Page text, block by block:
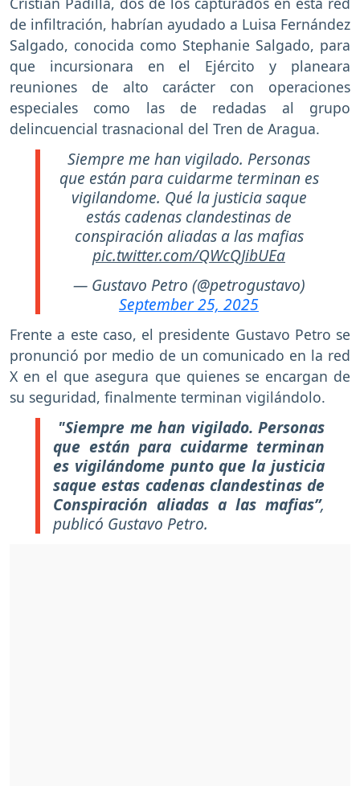
de infiltración, habrían ayudado a Luisa Fernández
Salgado, conocida como Stephanie Salgado, para
que incursionara en el Ejército y planeara
reuniones de alto carácter con operaciones
especiales como las de redadas al grupo
delincuencial trasnacional del Tren de Aragua.
Siempre me han vigilado. Personas
que están para cuidarme terminan es
vigilandome. Qué la justicia saque
estás cadenas clandestinas de
conspiración aliadas a las mafias
pic.twitter.com/QWcQJibUEa
— Gustavo Petro (@petrogustavo)
September 25, 2025
Frente a este caso, el presidente Gustavo Petro se
pronunció por medio de un comunicado en la red
X en el que asegura que quienes se encargan de
su seguridad, finalmente terminan vigilándolo.
"Siempre me han vigilado. Personas
que están para cuidarme terminan
es vigilándome punto que la justicia
saque estas cadenas clandestinas de
Conspiración aliadas a las mafias”,
publicó Gustavo Petro.